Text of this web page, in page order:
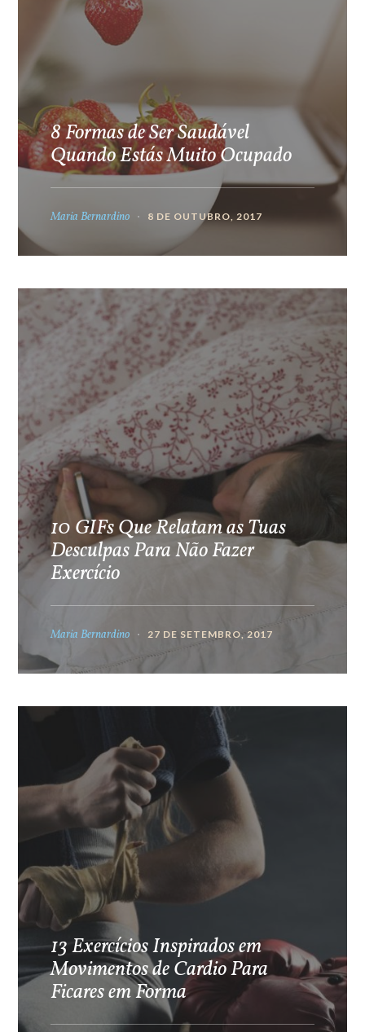
8 Formas de Ser Saudável
Quando Estás Muito Ocupado
Maria Bernardino 8 DE OUTUBRO, 2017
10 GIFs Que Relatam as Tuas
Desculpas Para Não Fazer
Exercício
Maria Bernardino 27 DE SETEMBRO, 2017
13 Exercícios Inspirados em
Movimentos de Cardio Para
Ficares em Forma